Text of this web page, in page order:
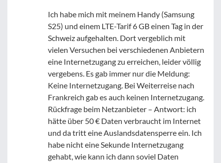
Ich habe mich mit meinem Handy (Samsung
S25) und einem LTE-Tarif 6 GB einen Tag in der
Schweiz aufgehalten. Dort vergeblich mit
vielen Versuchen bei verschiedenen Anbietern
eine Internetzugang zu erreichen, leider völlig
vergebens. Es gab immer nur die Meldung:
Keine Internetzugang. Bei Weiterreise nach
Frankreich gab es auch keinen Internetzugang.
Rückfrage beim Netzanbieter – Antwort: ich
hätte über 50 € Daten verbraucht im Internet
und da tritt eine Auslandsdatensperre ein. Ich
habe nicht eine Sekunde Internetzugang
gehabt, wie kann ich dann soviel Daten